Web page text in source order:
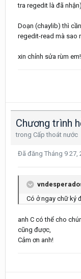
tra regedit là đã nhận)
Doạn (chaylib) thì
regedit-read mà sao
xin chỉnh sửa rùm em!
trong Cấp thoát nước
Đã đăng Tháng 9 27,
Có ở ngay chữ ký
anh C có thể cho
cũng được,
Cảm ơn anh!